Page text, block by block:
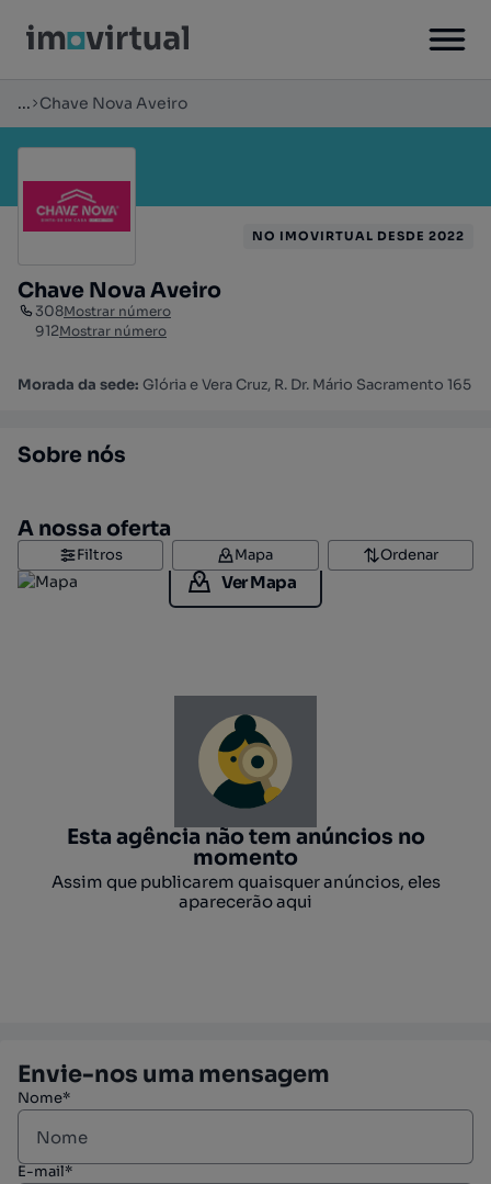
... Chave Nova Aveiro
Chave Nova Aveiro
308Mostrar número
912Mostrar número
Morada da sede: Glória e Vera Cruz, R. Dr. Mário Sacramento 165
NO IMOVIRTUAL DESDE 2022
Sobre nós
A nossa oferta
Filtros Mapa Ordenar
Ver Mapa
Esta agência não tem anúncios no
momento
Assim que publicarem quaisquer anúncios, eles
aparecerão aqui
Envie-nos uma mensagem
Nome*
E-mail*